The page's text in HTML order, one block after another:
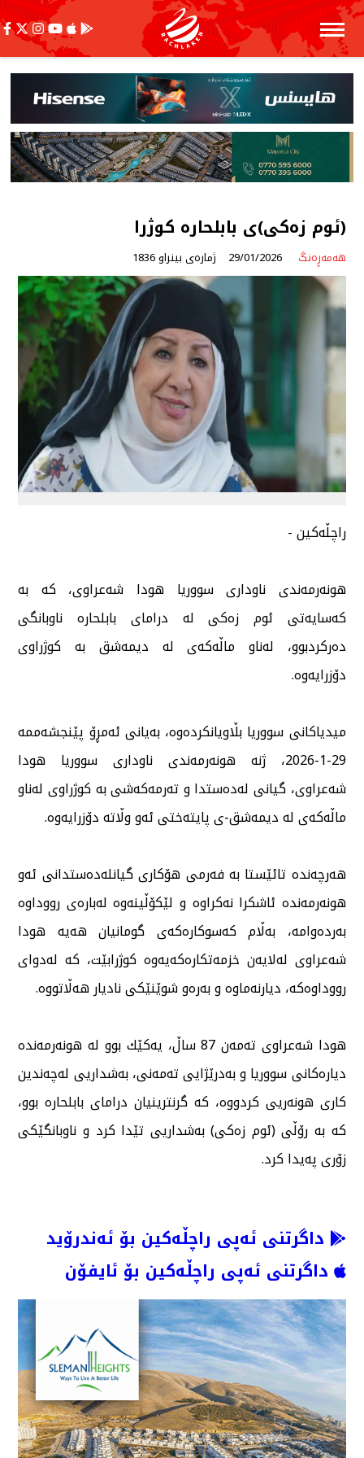
(ئوم زەكی)ی بابلحارە كوژرا
هەمەڕەنگ 29/01/2026 ژمارەی بینراو 1836
راچڵەكین -
هونەرمەندی ناوداری سووریا هودا شەعراوی، كە بە
كەسایەتی ئوم زەكی لە درامای بابلحارە ناوبانگی
دەركردبوو، لەناو ماڵەكەی لە دیمەشق بە كوژراوی
دۆزرایەوە.
میدیاكانی سووریا بڵاویانكردەوە، بەیانی ئەمڕۆ پێنجشەممە
29-1-2026، ژنە هونەرمەندی ناوداری سووریا هودا
شەعراوی، گیانی لەدەستدا و تەرمەكەشی بە كوژراوی لەناو
ماڵەكەی لە دیمەشق-ی پایتەختی ئەو وڵاتە دۆزرایەوە.
هەرچەندە تائێستا بە فەرمی هۆكاری گیانلەدەستدانی ئەو
هونەرمەندە ئاشكرا نەكراوە و لێكۆڵینەوە لەبارەی رووداوە
بەردەوامە، بەڵام كەسوكارەكەی گومانیان هەیە هودا
شەعراوی لەلایەن خزمەتكارەكەیەوە كوژرابێت، كە لەدوای
رووداوەكە، دیارنەماوە و بەرەو شوێنێكی نادیار هەڵاتووە.
هودا شەعراوی تەمەن 87 ساڵ، یەكێك بوو لە هونەرمەندە
دیارەكانی سووریا و بەدرێژایی تەمەنی، بەشداریی لەچەندین
كاری هونەریی كردووە، كە گرنترینیان درامای بابلحارە بوو،
كە بە رۆڵی (ئوم زەكی) بەشداریی تێدا كرد و ناوبانگێكی
زۆری پەیدا كرد.
داگرتنی ئەپی راچڵەکین بۆ ئەندرۆید
داگرتنی ئەپی راچڵەکین بۆ ئایفۆن